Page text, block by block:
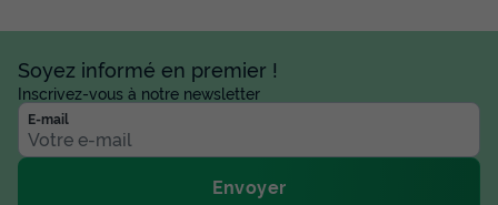
Soyez informé en premier !
Inscrivez-vous à notre newsletter
E-mail
Envoyer